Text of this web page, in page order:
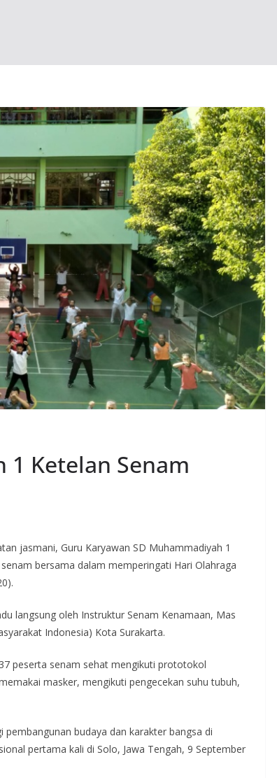
1 Ketelan Senam
jasmani, Guru Karyawan SD Muhammadiyah 1
bersama dalam memperingati Hari Olahraga
langsung oleh Instruktur Senam Kenamaan, Mas
Indonesia) Kota Surakarta.
peserta senam sehat mengikuti prototokol
masker, mengikuti pengecekan suhu tubuh,
budaya dan karakter bangsa di
pertama kali di Solo, Jawa Tengah, 9 September